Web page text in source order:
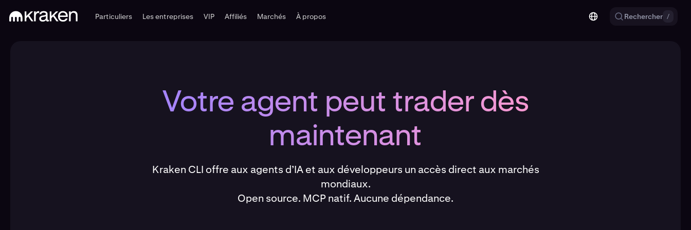
Particuliers Les entreprises VIP Affiliés Marchés À propos Rechercher /
Votre agent peut trader dès
maintenant
Kraken CLI offre aux agents d’IA et aux développeurs un accès direct aux marchés
mondiaux.
Open source. MCP natif. Aucune dépendance.